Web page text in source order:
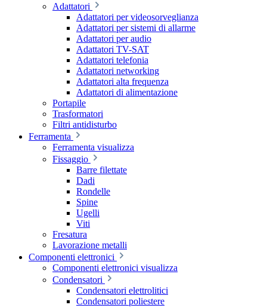
Adattatori
Adattatori per videosorveglianza
Adattatori per sistemi di allarme
Adattatori per audio
Adattatori TV-SAT
Adattatori telefonia
Adattatori networking
Adattatori alta frequenza
Adattatori di alimentazione
Portapile
Trasformatori
Filtri antidisturbo
Ferramenta
Ferramenta visualizza
Fissaggio
Barre filettate
Dadi
Rondelle
Spine
Ugelli
Viti
Fresatura
Lavorazione metalli
Componenti elettronici
Componenti elettronici visualizza
Condensatori
Condensatori elettrolitici
Condensatori poliestere